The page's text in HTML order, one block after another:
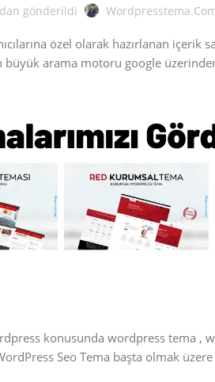
gönderildi
özel olarak hazırlanan içerik
arama motoru google
konusunda wordpress tema
Seo Tema başta olmak